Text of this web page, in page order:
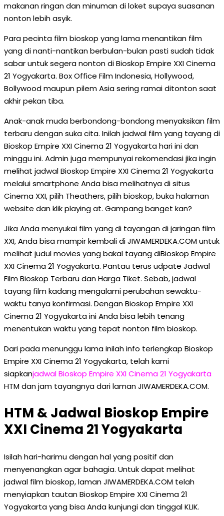
makanan ringan dan minuman di loket supaya suasanan
nonton lebih asyik.
Para pecinta film bioskop yang lama menantikan film
yang di nanti-nantikan berbulan-bulan pasti sudah tidak
sabar untuk segera nonton di Bioskop Empire XXI Cinema
21 Yogyakarta. Box Office Film Indonesia, Hollywood,
Bollywood maupun pilem Asia sering ramai ditonton saat
akhir pekan tiba.
Anak-anak muda berbondong-bondong menyaksikan film
terbaru dengan suka cita. Inilah jadwal film yang tayang di
Bioskop Empire XXI Cinema 21 Yogyakarta hari ini dan
minggu ini. Admin juga mempunyai rekomendasi jika ingin
melihat jadwal Bioskop Empire XXI Cinema 21 Yogyakarta
melalui smartphone Anda bisa melihatnya di situs
Cinema XXI, pilih Theathers, pilih bioskop, buka halaman
website dan klik playing at. Gampang banget kan?
Jika Anda menyukai film yang di tayangan di jaringan film
XXI, Anda bisa mampir kembali di JIWAMERDEKA.COM untuk
melihat judul movies yang bakal tayang diBioskop Empire
XXI Cinema 21 Yogyakarta. Pantau terus udpate Jadwal
Film Bioskop Terbaru dan Harga Tiket. Sebab, jadwal
tayang film kadang mengalami perubahan sewaktu-
waktu tanya konfirmasi. Dengan Bioskop Empire XXI
Cinema 21 Yogyakarta ini Anda bisa lebih tenang
menentukan waktu yang tepat nonton film bioskop.
Dari pada menunggu lama inilah info terlengkap Bioskop
Empire XXI Cinema 21 Yogyakarta, telah kami
siapkanjadwal Bioskop Empire XXI Cinema 21 Yogyakarta
HTM dan jam tayangnya dari laman JIWAMERDEKA.COM.
HTM & Jadwal Bioskop Empire
XXI Cinema 21 Yogyakarta
Isilah hari-harimu dengan hal yang positif dan
menyenangkan agar bahagia. Untuk dapat melihat
jadwal film bioskop, laman JIWAMERDEKA.COM telah
menyiapkan tautan Bioskop Empire XXI Cinema 21
Yogyakarta yang bisa Anda kunjungi dan tinggal KLIK.